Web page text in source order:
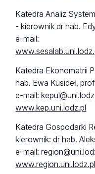
Katedra Analiz
- kierownik dr hab.
e-mail:
Katedra Ekonometrii
hab. Ewa Kusideł,
e-mail:
www.kep.uni.lodz.pl
Katedra Gospodarki
kierownik: dr hab.
e-mail:
www.region.uni.lodz.pl